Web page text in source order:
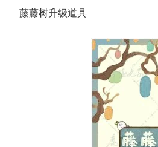
藤藤树升级道具